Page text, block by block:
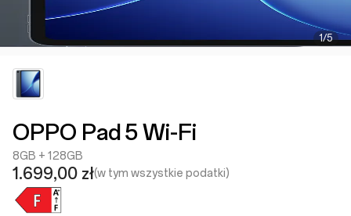
1/5
OPPO Pad 5 Wi-Fi
8GB + 128GB
1.699,00 zł(w tym wszystkie podatki)